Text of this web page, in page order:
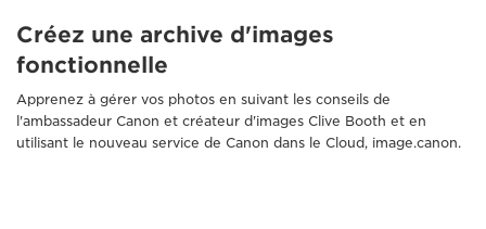
Créez une archive d'images
fonctionnelle
Apprenez à gérer vos photos en suivant les conseils de
l'ambassadeur Canon et créateur d'images Clive Booth et en
utilisant le nouveau service de Canon dans le Cloud, image.canon.